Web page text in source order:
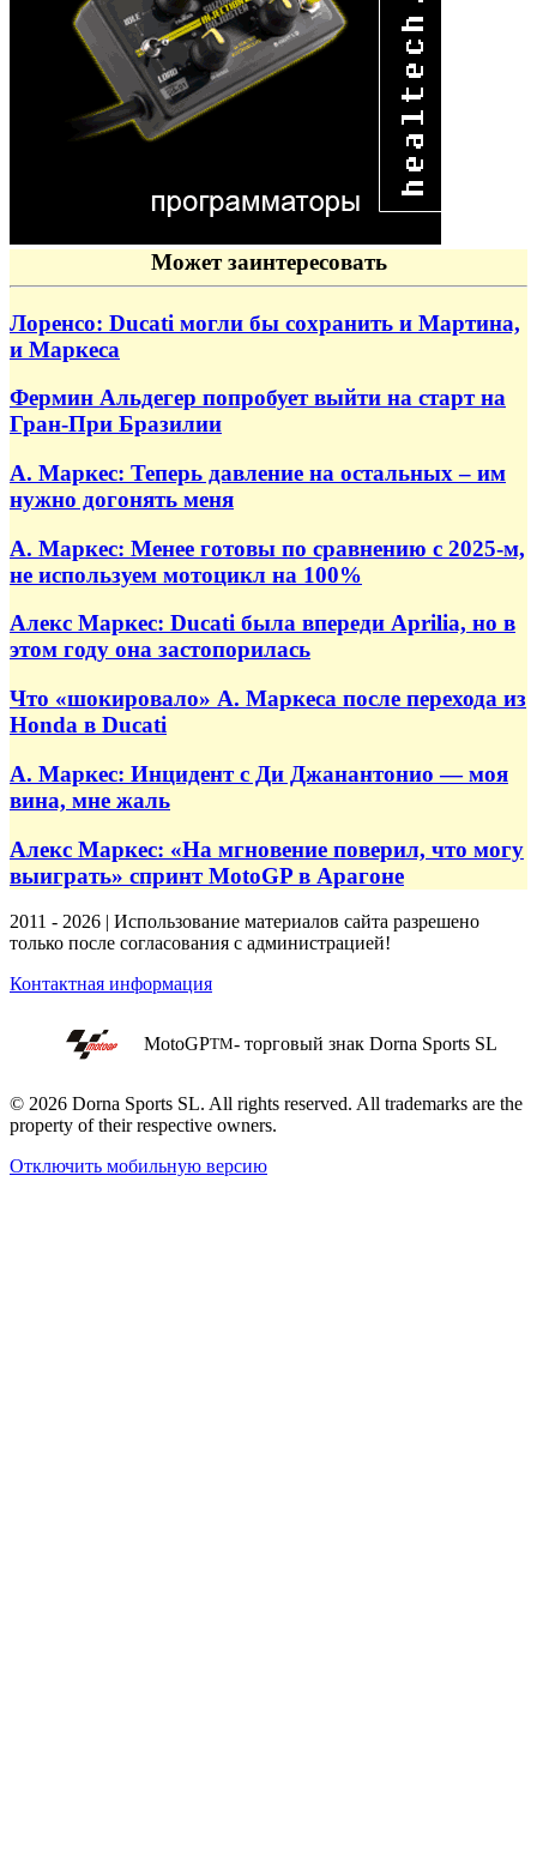
Может заинтересовать
Лоренсо: Ducati могли бы сохранить и Мартина,
и Маркеса
Фермин Альдегер попробует выйти на старт на
Гран-При Бразилии
А. Маркес: Теперь давление на остальных – им
нужно догонять меня
А. Маркес: Менее готовы по сравнению с 2025-м,
не используем мотоцикл на 100%
Алекс Маркес: Ducati была впереди Aprilia, но в
этом году она застопорилась
Что «шокировало» А. Маркеса после перехода из
Honda в Ducati
А. Маркес: Инцидент с Ди Джанантонио — моя
вина, мне жаль
Алекс Маркес: «На мгновение поверил, что могу
выиграть» спринт MotoGP в Арагоне
2011 - 2026 | Использование материалов сайта разрешено
только после согласования с администрацией!
Контактная информация
MotoGPTM- торговый знак Dorna Sports SL
© 2026 Dorna Sports SL. All rights reserved. All trademarks are the
property of their respective owners.
Отключить мобильную версию